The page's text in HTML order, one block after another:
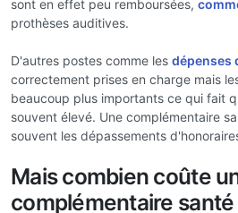
sont en effet peu remboursées,
prothèses auditives.
D'autres postes comme les dépenses
correctement prises en charge mais
beaucoup plus importants ce qui fait
souvent élevé. Une complémentaire
souvent les dépassements
Mais combien coûte
complémentaire santé